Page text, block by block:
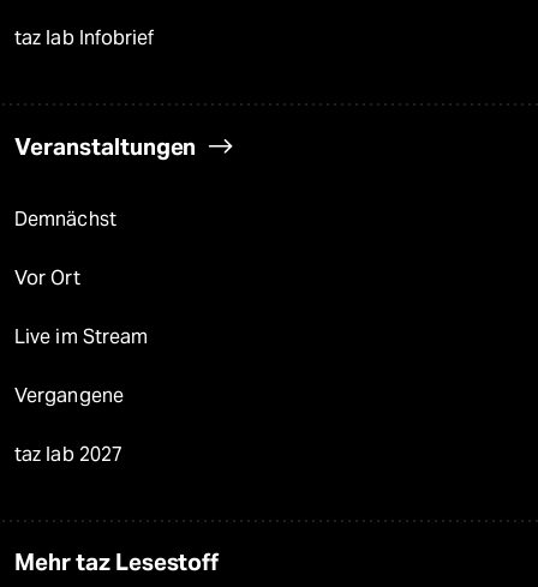
taz lab Infobrief
Veranstaltungen
Demnächst
Vor Ort
Live im Stream
Vergangene
taz lab 2027
Mehr taz Lesestoff